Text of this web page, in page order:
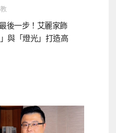
後一步！艾麗家飾
與「燈光」打造高